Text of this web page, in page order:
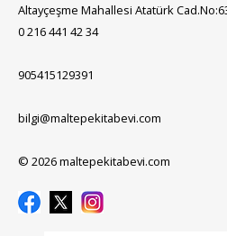
Altayçeşme Mahallesi Atatürk
0 216 441 42 34
905415129391
bilgi@maltepekitabevi.com
© 2026 maltepekitabevi.com